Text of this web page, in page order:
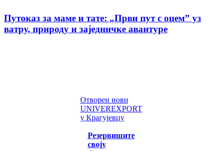
Путоказ за маме и тате: „Први пут с оцемˮ уз
ватру, природу и заједничке авантуре
Отворен нови
UNIVEREXPORT
у Крагујевцу
Резервишите
своју